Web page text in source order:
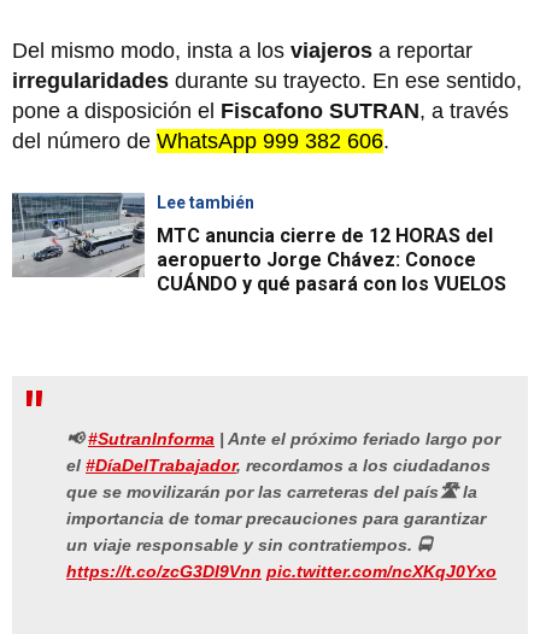
Del mismo modo, insta a los viajeros a reportar
irregularidades durante su trayecto. En ese sentido,
pone a disposición el Fiscafono SUTRAN, a través
del número de WhatsApp 999 382 606.
Lee también
MTC anuncia cierre de 12 HORAS del
aeropuerto Jorge Chávez: Conoce
CUÁNDO y qué pasará con los VUELOS
📢#SutranInforma | Ante el próximo feriado largo por
el #DíaDelTrabajador, recordamos a los ciudadanos
que se movilizarán por las carreteras del país🛣️ la
importancia de tomar precauciones para garantizar
un viaje responsable y sin contratiempos. 🚍
https://t.co/zcG3DI9Vnn pic.twitter.com/ncXKqJ0Yxo